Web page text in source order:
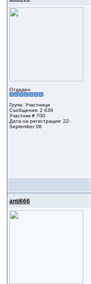
Отдаден
Група: Участници
Съобщения: 2 639
Участник # 700
Дата на регистрация: 22-
September 06
anti666